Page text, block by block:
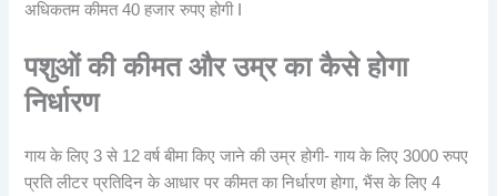
अधिकतम कीमत 40 हजार रुपए होगी I
पशुओं की कीमत और उम्र का कैसे होगा
निर्धारण
गाय के लिए 3 से 12 वर्ष बीमा किए जाने की उम्र होगी- गाय के लिए 3000 रुपए
प्रति लीटर प्रतिदिन के आधार पर कीमत का निर्धारण होगा, भैंस के लिए 4